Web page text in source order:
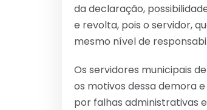
da declaração,
e revolta, pois o servidor,
mesmo nível de
Os servidores municipais
os motivos dessa demora
por falhas administrativas